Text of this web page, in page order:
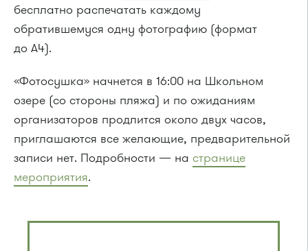
бесплатно распечатать каждому
обратившемуся одну фотографию (формат
до A4).
«Фотосушка» начнется в 16:00 на Школьном
озере (со стороны пляжа) и по ожиданиям
организаторов продлится около двух часов,
приглашаются все желающие, предварительной
записи нет. Подробности — на странице
мероприятия.